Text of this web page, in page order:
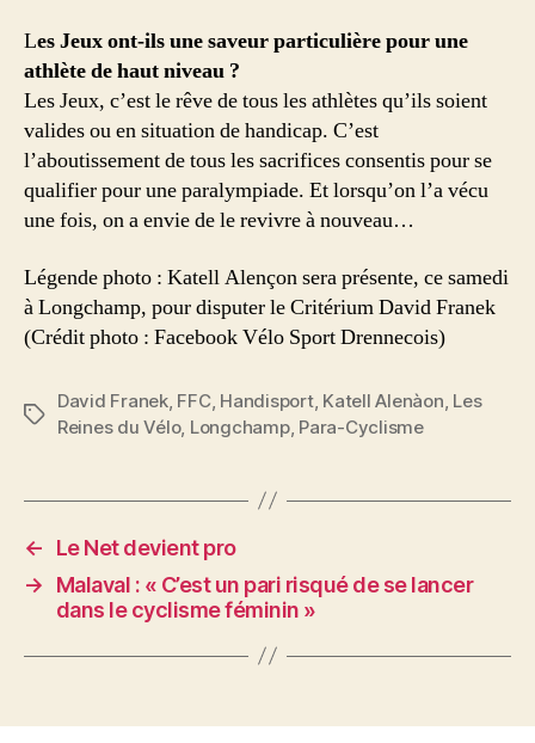
Les Jeux ont-ils une saveur particulière pour une
athlète de haut niveau ?
Les Jeux, c’est le rêve de tous les athlètes qu’ils soient
valides ou en situation de handicap. C’est
l’aboutissement de tous les sacrifices consentis pour se
qualifier pour une paralympiade. Et lorsqu’on l’a vécu
une fois, on a envie de le revivre à nouveau…
Légende photo : Katell Alençon sera présente, ce samedi
à Longchamp, pour disputer le Critérium David Franek
(Crédit photo : Facebook Vélo Sport Drennecois)
Étiquettes
David Franek, FFC, Handisport, Katell Alenàon, Les
Reines du Vélo, Longchamp, Para-Cyclisme
←
Le Net devient pro
→
Malaval : « C’est un pari risqué de se lancer
dans le cyclisme féminin »